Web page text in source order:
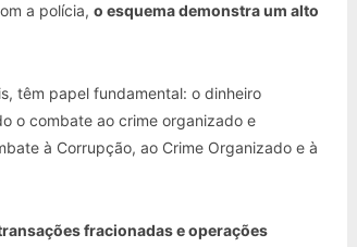
a polícia, o esquema demonstra um alto
têm papel fundamental: o dinheiro
o combate ao crime organizado e
à Corrupção, ao Crime Organizado e à
fracionadas e operações